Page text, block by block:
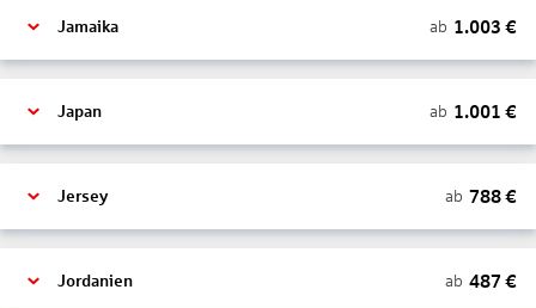
Jamaika ab 1.003 €
Japan ab 1.001 €
Jersey ab 788€
Jordanien ab 487 €